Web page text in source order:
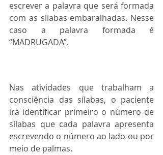
escrever a palavra que será formada
com as sílabas embaralhadas. Nesse
caso a palavra formada é
“MADRUGADA”.
Nas atividades que trabalham a
consciência das sílabas, o paciente
irá identificar primeiro o número de
sílabas que cada palavra apresenta
escrevendo o número ao lado ou por
meio de palmas.